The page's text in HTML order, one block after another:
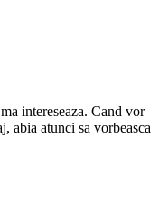
intereseaza. Cand vor
abia atunci sa vorbeasca